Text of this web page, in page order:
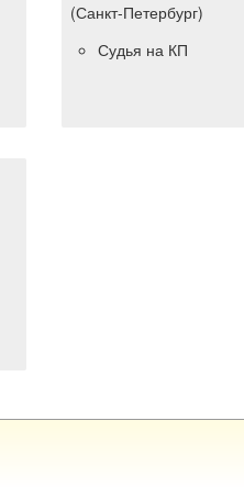
(Санкт-Петербург)
Судья на КП